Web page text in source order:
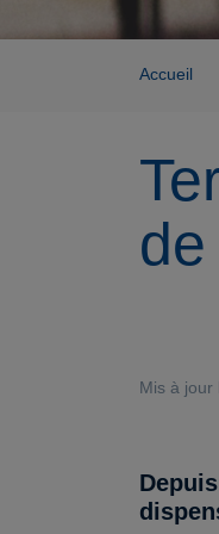
Accueil
Mis à jour